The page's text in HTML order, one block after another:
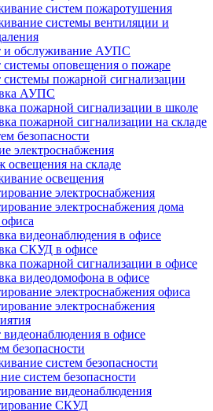
систем пожаротушения
системы вентиляции и
и обслуживание АУПС
системы оповещения о пожаре
системы пожарной сигнализации
АУПС
пожарной сигнализации в школе
пожарной сигнализации на складе
безопасности
электроснабжения
освещения на складе
освещения
электроснабжения
электроснабжения дома
видеонаблюдения в офисе
СКУД в офисе
пожарной сигнализации в офисе
видеодомофона в офисе
электроснабжения офиса
электроснабжения
видеонаблюдения в офисе
безопасности
систем безопасности
систем безопасности
видеонаблюдения
СКУД